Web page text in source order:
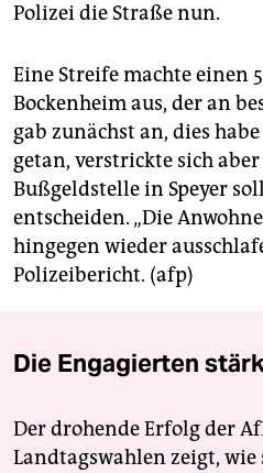
wahrheit
verlag
verlag
veranstaltungen
shop
fragen & hilfe
unterstützen
genossenschaft
epaper login
Polizei die Straße nun.
Eine Streife machte einen
Bockenheim aus, der an
gab zunächst an, dies
getan, verstrickte sich
Bußgeldstelle in Speyer
entscheiden. „Die
hingegen wieder
Polizeibericht. (afp)
Die Engagierten
Der drohende Erfolg der
Landtagswahlen zeigt,